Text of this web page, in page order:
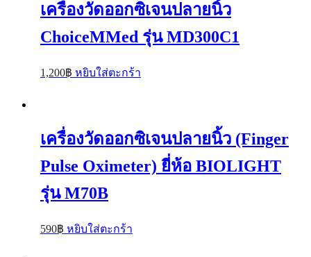
เครื่องวัดออกซิเจนปลายนิ้ว
ChoiceMMed รุ่น MD300C1
1,200฿ หยิบใส่ตะกร้า
เครื่องวัดออกซิเจนปลายนิ้ว (Finger
Pulse Oximeter) ยี่ห้อ BIOLIGHT
รุ่น M70B
590฿ หยิบใส่ตะกร้า